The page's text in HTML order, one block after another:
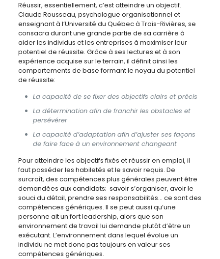
Réussir, essentiellement, c’est atteindre un objectif.
Claude Rousseau, psychologue organisationnel et
enseignant à l’Université du Québec à Trois-Rivières, se
consacra durant une grande partie de sa carrière à
aider les individus et les entreprises à maximiser leur
potentiel de réussite. Grâce à ses lectures et à son
expérience acquise sur le terrain, il définit ainsi les
comportements de base formant le noyau du potentiel
de réussite:
La capacité de se fixer des objectifs clairs et précis
La détermination afin de franchir les obstacles et
persévérer
La capacité d’adaptation afin d’ajuster ses façons
de faire face à un environnement changeant
Pour atteindre les objectifs fixés et réussir en emploi, il
faut posséder les habiletés et le savoir requis. De
surcroît, des compétences plus générales peuvent être
demandées aux candidats; savoir s’organiser, avoir le
souci du détail, prendre ses responsabilités… ce sont des
compétences génériques. Il se peut aussi qu’une
personne ait un fort leadership, alors que son
environnement de travail lui demande plutôt d’être un
exécutant. L’environnement dans lequel évolue un
individu ne met donc pas toujours en valeur ses
compétences génériques.